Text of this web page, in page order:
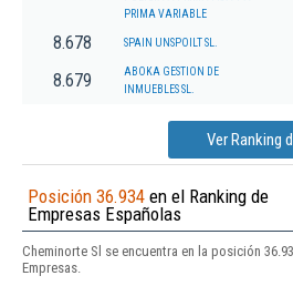
PRIMA VARIABLE
8.678 SPAIN UNSPOILT SL.
8.679
ABOKA GESTION DE
INMUEBLES SL.
Ver Ranking
Posición 36.934 en el Ranking de
Empresas Españolas
Cheminorte Sl se encuentra en la posición
Empresas.